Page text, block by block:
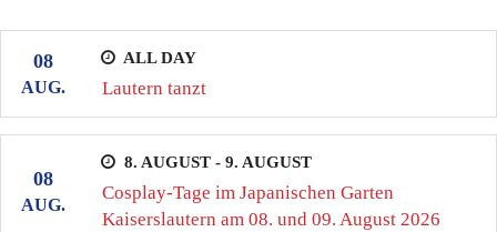
08
AUG.
ALL DAY
Lautern tanzt
08
AUG.
8. AUGUST - 9. AUGUST
Cosplay-Tage im Japanischen Garten
Kaiserslautern am 08. und 09. August 2026